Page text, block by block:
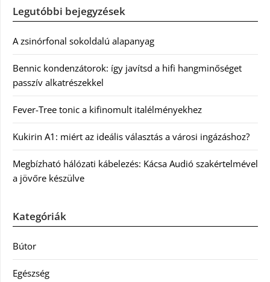
Legutóbbi bejegyzések
A zsinórfonal sokoldalú alapanyag
Bennic kondenzátorok: így javítsd a hifi hangminőséget
passzív alkatrészekkel
Fever-Tree tonic a kifinomult italélményekhez
Kukirin A1: miért az ideális választás a városi ingázáshoz?
Megbízható hálózati kábelezés: Kácsa Audió szakértelmével
a jövőre készülve
Kategóriák
Bútor
Egészség